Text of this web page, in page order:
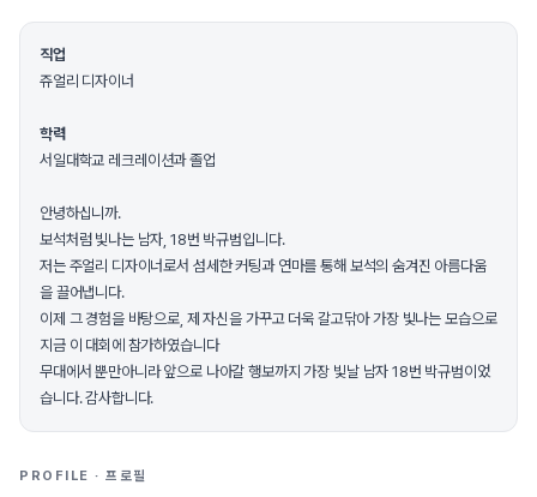
직업
쥬얼리 디자이너
학력
서일대학교 레크레이션과 졸업
안녕하십니까.
보석처럼 빛나는 남자, 18번 박규범입니다.
저는 주얼리 디자이너로서 섬세한 커팅과 연마를 통해 보석의 숨겨진 아름다움
을 끌어냅니다.
이제 그 경험을 바탕으로, 제 자신을 가꾸고 더욱 갈고닦아 가장 빛나는 모습으로
지금 이 대회에 참가하였습니다
무대에서 뿐만아니라 앞으로 나아갈 행보까지 가장 빛날 남자 18번 박규범이었
습니다. 감사합니다.
PROFILE · 프로필